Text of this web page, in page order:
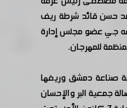
حسن قائد شرطة ريف
جي عضو مجلس إدارة
للمهرجان.
صناعة دمشق وريفها
جمعية البر والإحسان